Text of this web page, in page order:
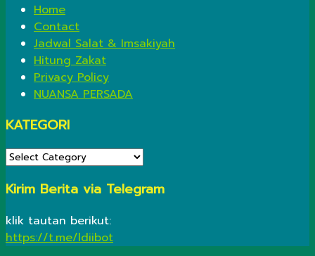
Home
Contact
Jadwal Salat & Imsakiyah
Hitung Zakat
Privacy Policy
NUANSA PERSADA
KATEGORI
KATEGORI
Kirim Berita via Telegram
klik tautan berikut:
https://t.me/ldiibot